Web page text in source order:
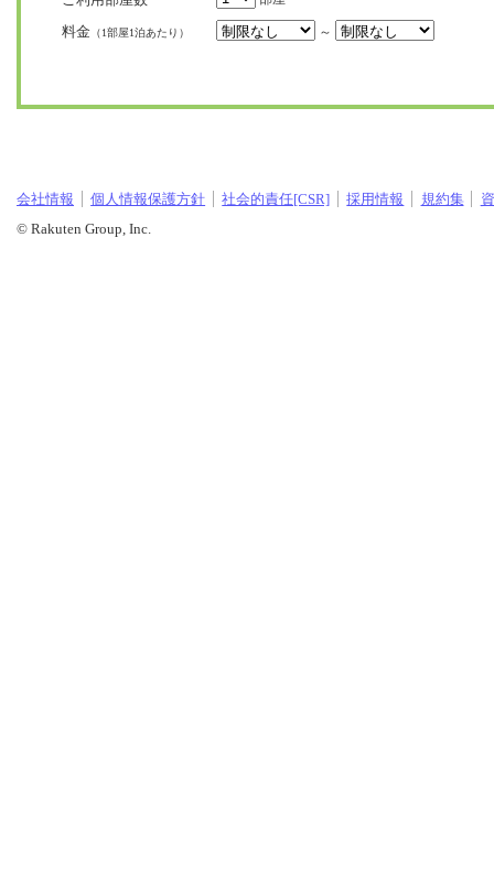
料金 （1部屋1泊あたり） ～
会社情報 個人情報保護方針 社会的責任[CSR] 採用情報 規約集
© Rakuten Group, Inc.